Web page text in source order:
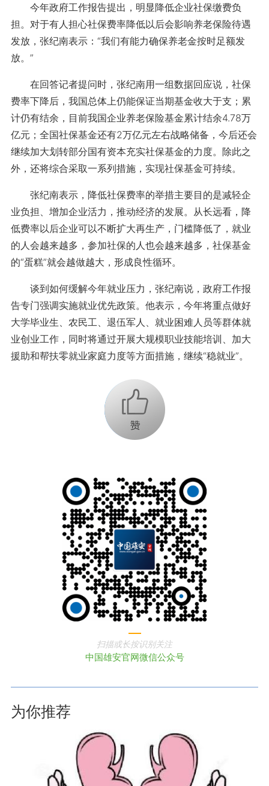
今年政府工作报告提出，明显降低企业社保缴费负
担。对于有人担心社保费率降低以后会影响养老保险待遇
发放，张纪南表示：“我们有能力确保养老金按时足额发
放。”
在回答记者提问时，张纪南用一组数据回应说，社保
费率下降后，我国总体上仍能保证当期基金收大于支；累
计仍有结余，目前我国企业养老保险基金累计结余4.78万
亿元；全国社保基金还有2万亿元左右战略储备，今后还会
继续加大划转部分国有资本充实社保基金的力度。除此之
外，还将综合采取一系列措施，实现社保基金可持续。
张纪南表示，降低社保费率的举措主要目的是减轻企
业负担、增加企业活力，推动经济的发展。从长远看，降
低费率以后企业可以不断扩大再生产，门槛降低了，就业
的人会越来越多，参加社保的人也会越来越多，社保基金
的“蛋糕”就会越做越大，形成良性循环。
谈到如何缓解今年就业压力，张纪南说，政府工作报
告专门强调实施就业优先政策。他表示，今年将重点做好
大学毕业生、农民工、退伍军人、就业困难人员等群体就
业创业工作，同时将通过开展大规模职业技能培训、加大
援助和帮扶零就业家庭力度等方面措施，继续“稳就业”。
+1
扫描或长按识别关注
中国雄安官网微信公众号
为你推荐